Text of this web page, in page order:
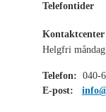
Telefontider
Kontaktcenter
Helgfri
Telefon: 040-
E-post: